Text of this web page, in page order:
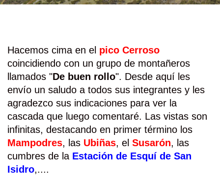
Hacemos cima en el pico Cerroso
coincidiendo con un grupo de montañeros
llamados "De buen rollo". Desde aquí les
envío un saludo a todos sus integrantes y les
agradezco sus indicaciones para ver la
cascada que luego comentaré. Las vistas son
infinitas, destacando en primer término los
Mampodres, las Ubiñas, el Susarón, las
cumbres de la Estación de Esquí de San
Isidro,....